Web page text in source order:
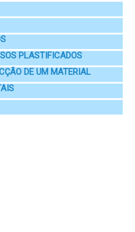
PLASTIFICADOS
DE UM MATERIAL